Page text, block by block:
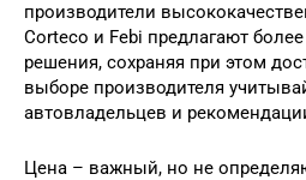
производители
Corteco и Febi предлагают
решения, сохраняя при этом
выборе производителя
автовладельцев и
Цена – важный, но не